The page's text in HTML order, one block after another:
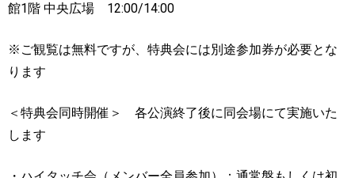
館1階 中央広場 12:00/14:00
※ ご観覧は無料ですが、特典会には別途参加券が必要とな
ります
＜特典会同時開催＞ 各公演終了後に同会場にて実施いた
します